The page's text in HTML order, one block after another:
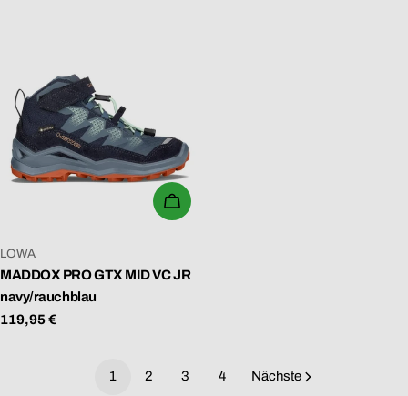
WÄHLEN SIE OPTIONEN
VERKÄUFER:
LOWA
MADDOX PRO GTX MID VC JR
navy/rauchblau
Regulärer
119,95 €
1 2 3 4 Nächste